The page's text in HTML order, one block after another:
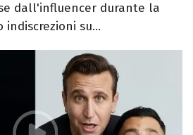
dall'influencer durante la
su...